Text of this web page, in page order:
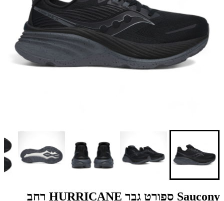
Saucony ספורט גבר HURRICANE רחב